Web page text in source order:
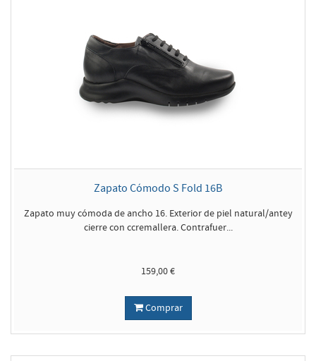
Zapato Cómodo S Fold 16B
Zapato muy cómoda de ancho 16. Exterior de piel natural/antey
cierre con ccremallera. Contrafuer...
159,00 €
Comprar